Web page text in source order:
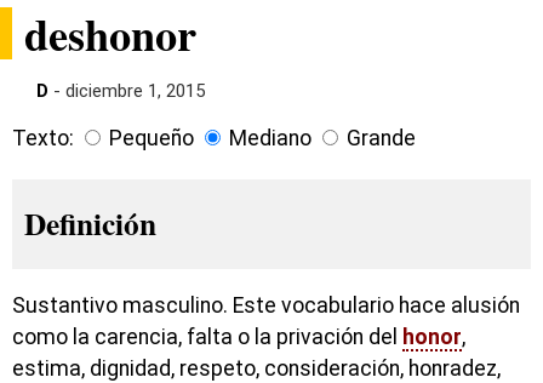
deshonor
D - diciembre 1, 2015
Texto: Pequeño Mediano Grande
Definición
Sustantivo masculino. Este vocabulario hace alusión
como la carencia, falta o la privación del honor,
estima, dignidad, respeto, consideración, honradez,